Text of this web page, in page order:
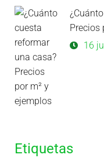
Precios
16
Etiquetas